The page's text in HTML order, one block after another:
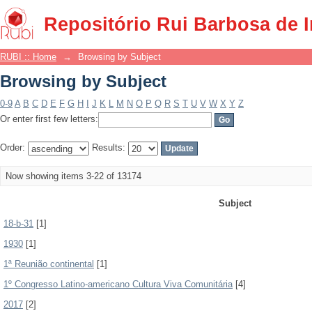
Repositório Rui Barbosa de
Browsing by Subject
RUBI :: Home → Browsing by Subject
Browsing by Subject
0-9 A B C D E F G H J K L M N O P Q R S T U V W X Y Z
Or enter first few letters:
Order: Results:
Now showing items 3-22 of 13174
Subject
18-b-31 [1]
1930 [1]
1ª Reunião continental [1]
1º Congresso Latino-americano Cultura Viva Comunitária[4]
2017 [2]